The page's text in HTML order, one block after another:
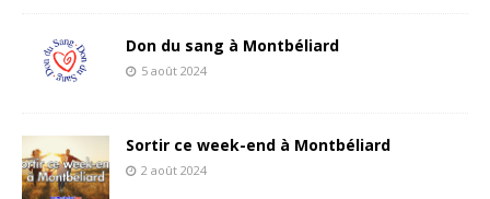
Don du sang à Montbéliard
5 août 2024
Sortir ce week-end à Montbéliard
2 août 2024